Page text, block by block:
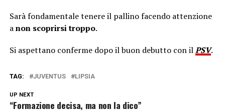
Sarà fondamentale tenere il pallino facendo attenzione
anon scoprirsi troppo.
Si aspettano conferme dopo il buon debutto con ilPSV.
TAG: JUVENTUS LIPSIA
UP NEXT
“Formazione decisa, ma non la dico”